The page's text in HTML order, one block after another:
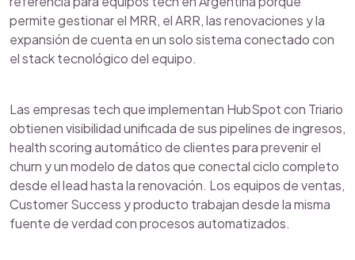
permite gestionar el MRR, el ARR, las renovaciones y la
expansión de cuenta en un solo sistema conectado con
el stack tecnológico del equipo.
Las empresas tech que implementan HubSpot con Triario
obtienen visibilidad unificada de sus pipelines de ingresos,
health scoring automático de clientes para prevenir el
churn y un modelo de datos que conectal ciclo completo
desde el lead hasta la renovación. Los equipos de ventas,
Customer Success y producto trabajan desde la misma
fuente de verdad con procesos automatizados.